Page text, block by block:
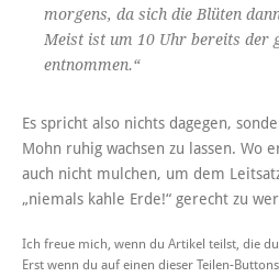
morgens, da sich die Blüten
Meist ist um 10 Uhr bereits der
entnommen.“
Es spricht also nichts dagegen,
Mohn ruhig wachsen zu lassen. Wo
auch nicht mulchen, um dem
„niemals kahle Erde!“ gerecht zu
Ich freue mich, wenn du Artikel teilst, die
Erst wenn du auf einen dieser Teilen-